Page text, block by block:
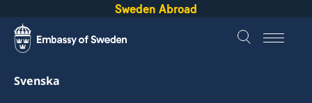
Sweden Abroad
Svenska